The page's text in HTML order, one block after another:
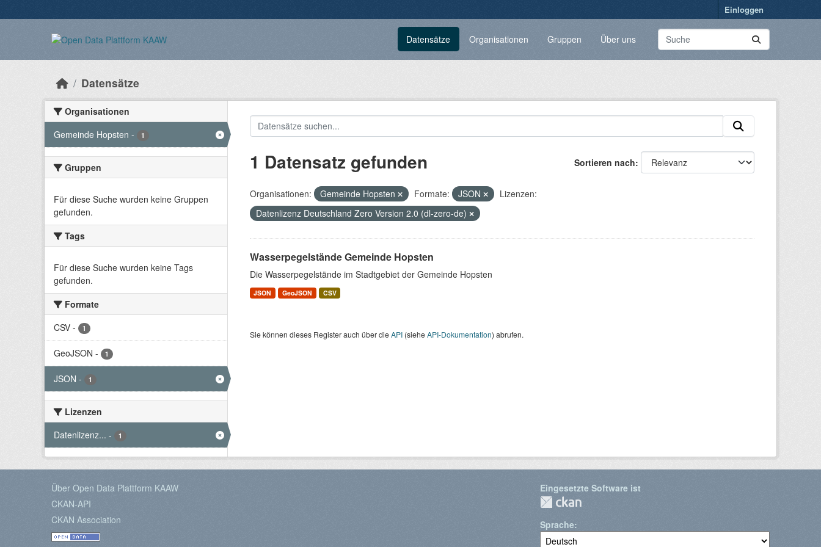
Einloggen
Datensätze Organisationen Gruppen Über uns
Datensätze
Organisationen
Gemeinde Hopsten - 1
Gruppen
Für diese Suche wurden keine Gruppen
gefunden.
Tags
Für diese Suche wurden keine Tags
gefunden.
Formate
CSV - 1
GeoJSON - 1
JSON - 1
Lizenzen
Datenlizenz... - 1
Sortieren nach
1 Datensatz gefunden
Organisationen: Gemeinde Hopsten Formate: JSON
Lizenzen:
Datenlizenz Deutschland Zero Version 2.0 (dl-zero-de)
Wasserpegelstände Gemeinde Hopsten
Die Wasserpegelstände im Stadtgebiet der Gemeinde Hopsten
JSON GeoJSON CSV
Sie können dieses Register auch über dieAPI(sieheAPI-Dokumentation) abrufen.
Über Open Data Plattform KAAW
CKAN-API
CKAN Association
Eingesetzte Software ist
Sprache